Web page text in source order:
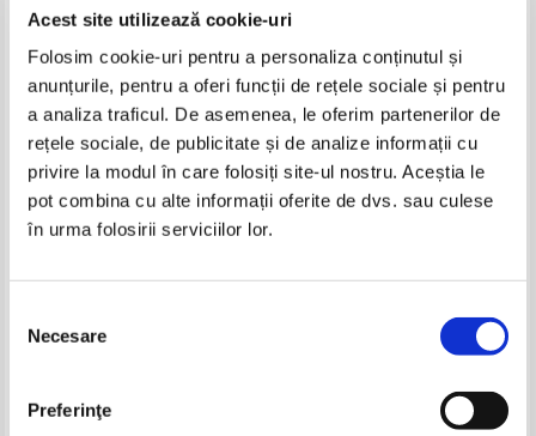
Acest site utilizează cookie-uri
Folosim cookie-uri pentru a personaliza conținutul și
anunțurile, pentru a oferi funcții de rețele sociale și pentru
a analiza traficul. De asemenea, le oferim partenerilor de
rețele sociale, de publicitate și de analize informații cu
privire la modul în care folosiți site-ul nostru. Aceștia le
pot combina cu alte informații oferite de dvs. sau culese
în urma folosirii serviciilor lor.
consimțământului
Necesare
Preferinţe
des mathematiques modernes
Pret:25,00Lei 16,25 Lei
Adaugă în coș
distractiva
Pret:25,00Lei 17,50 Lei
Adaugă în coș